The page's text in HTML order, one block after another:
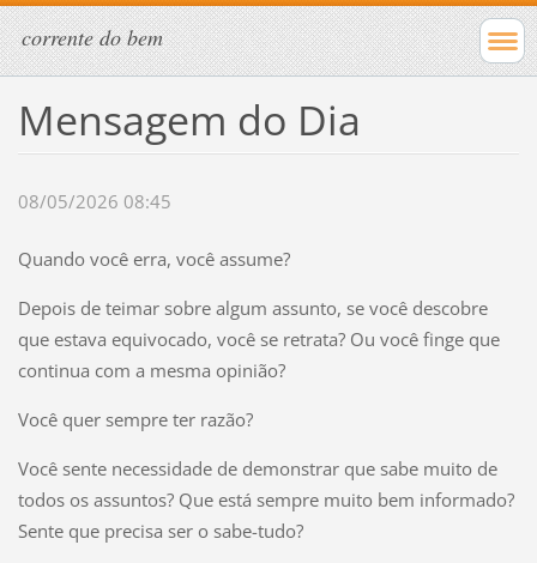
corrente do bem
Mensagem do Dia
08/05/2026 08:45
Quando você erra, você assume?
Depois de teimar sobre algum assunto, se você descobre
que estava equivocado, você se retrata? Ou você finge que
continua com a mesma opinião?
Você quer sempre ter razão?
Você sente necessidade de demonstrar que sabe muito de
todos os assuntos? Que está sempre muito bem informado?
Sente que precisa ser o sabe-tudo?